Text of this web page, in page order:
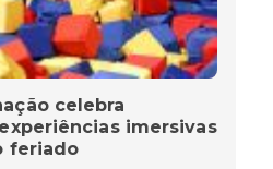
celebra
imersivas
feriado